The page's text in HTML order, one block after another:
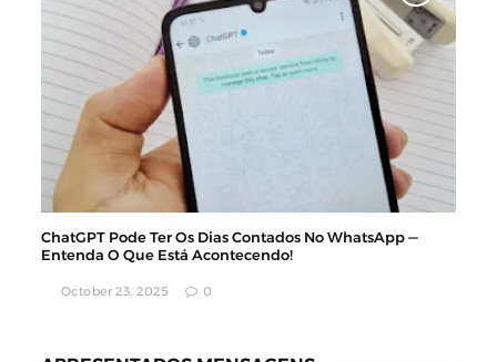
ChatGPT Pode Ter Os Dias Contados No WhatsApp —
Entenda O Que Está Acontecendo!
October 23, 2025 0